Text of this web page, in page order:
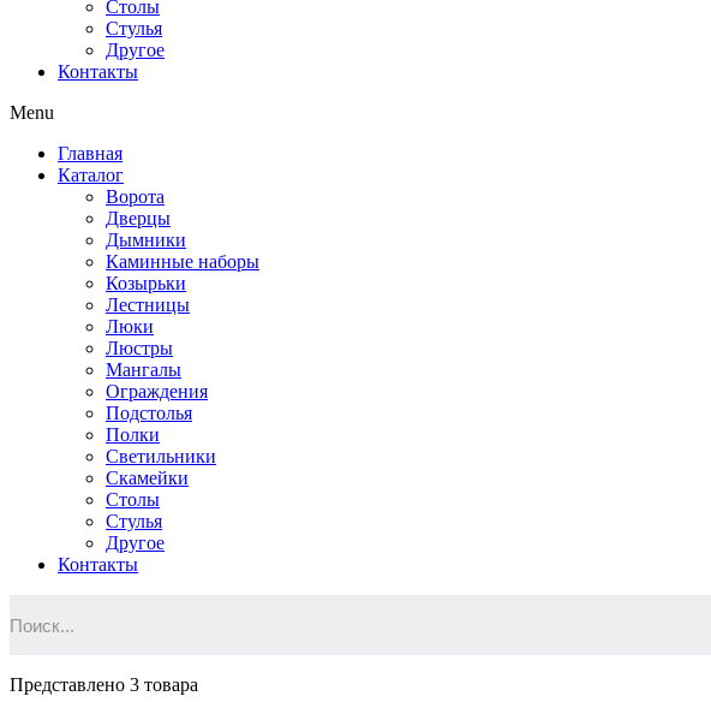
Столы
Стулья
Другое
Контакты
Menu
Главная
Каталог
Ворота
Дверцы
Дымники
Каминные наборы
Козырьки
Лестницы
Люки
Люстры
Мангалы
Ограждения
Подстолья
Полки
Светильники
Скамейки
Столы
Стулья
Другое
Контакты
Представлено 3 товара